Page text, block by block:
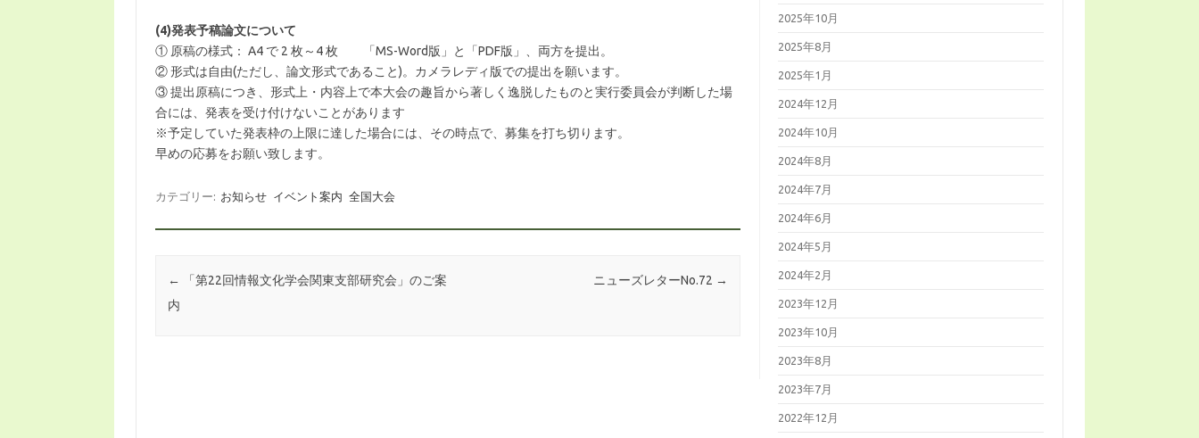
(4)発表予稿論文について
① 原稿の様式： A4 で 2 枚～4 枚 「MS-Word版」と「PDF版」、両方を提出。
② 形式は自由(ただし、論文形式であること)。カメラレディ版での提出を願います。
③ 提出原稿につき、形式上・内容上で本大会の趣旨から著しく逸脱したものと実行委員会が判断した場
合には、発表を受け付けないことがあります
※予定していた発表枠の上限に達した場合には、その時点で、募集を打ち切ります。
早めの応募をお願い致します。
カテゴリー: お知らせ イベント案内 全国大会
投稿ナビゲーション
←
「第22回情報文化学会関東支部研究会」のご案
内
ニューズレターNo.72 →
2025年10月
2025年8月
2025年1月
2024年12月
2024年10月
2024年8月
2024年7月
2024年6月
2024年5月
2024年2月
2023年12月
2023年10月
2023年8月
2023年7月
2022年12月